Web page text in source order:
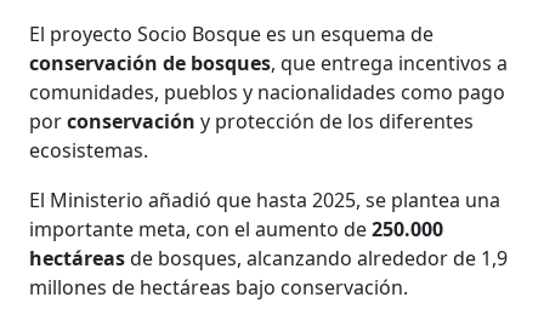
El proyecto Socio Bosque es un esquema de
conservación de bosques, que entrega incentivos a
comunidades, pueblos y nacionalidades como pago
porconservacióny protección de los diferentes
ecosistemas.
El Ministerio añadió que hasta 2025, se plantea una
importante meta, con el aumento de250.000
hectáreasde bosques, alcanzando alrededor de 1,9
millones de hectáreas bajo conservación.